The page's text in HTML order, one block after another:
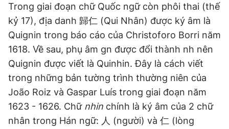
Tổng biên tập: Nguyễn Ngọc Toàn
Phó tổng biên tập thường trực: Hải Thành
Phó tổng biên tập: Lâm Hiếu Dũng
Phó tổng biên tập: Trần Việt Hưng
Tổng thư ký tòa soạn: Đức Trung
Giấy phép xuất bản số 110/GP - BTTTT cấp ngày 24.3.2020
© 2003-2026 Bản quyền thuộc về Báo Thanh Niên. Cấm sao
chép dưới mọi hình thức nếu không có sự chấp thuận bằng văn
bản. Phát triển bởi ePi Technologies, JSC.
Trong giai đoạn chữ Quốc ngữ còn phôi thai (thế
kỷ 17), địa danh 歸仁 (Qui Nhân) được ký âm là
Quignin trong báo cáo của Christoforo Borri năm
1618. Về sau, phụ âm gn được đổi thành nh nên
Quignin được viết là Quinhin. Đây là cách viết
trong những bản tường trình thường niên của
João Roiz và Gaspar Luís trong giai đoạn năm
1623 - 1626. Chữ nhin chính là ký âm của 2 chữ
nhân trong Hán ngữ: 人 (người) và 仁 (lòng